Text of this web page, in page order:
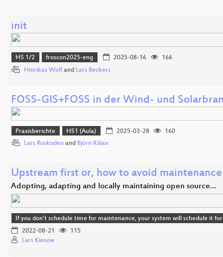
init
HS 1/2 froscon2025-eng 2025-08-16
166
Hinrikus Wolf and Lars Beckers
FOSS-GIS+FOSS in der Wind- und
Praxisberichte HS1 (Aula) 2025-03-28
160
Lars Roskoden and Björn Kilian
Upstream first or, how to avoid
Adopting, adapting and locally maintaining open source…
If you don't schedule time for maintenance, your system will schedule it
2022-08-21
115
Lars Kiesow